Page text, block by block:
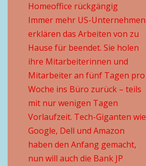
Homeoffice rückgängig
Immer mehr US-Unternehmen
erklären das Arbeiten von zu
Hause für beendet. Sie holen
ihre Mitarbeiterinnen und
Mitarbeiter an fünf Tagen pro
Woche ins Büro zurück – teils
mit nur wenigen Tagen
Vorlaufzeit. Tech-Giganten wie
Google, Dell und Amazon
haben den Anfang gemacht,
nun will auch die Bank JP